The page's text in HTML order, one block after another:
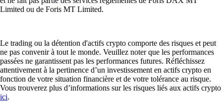
Limited ou de Foris MT Limited.
Le trading ou la détention d'actifs crypto comporte des risques et peut
ne pas convenir à tout le monde. Veuillez noter que les performances
passées ne garantissent pas les performances futures. Réfléchissez
attentivement à la pertinence d’un investissement en actifs crypto en
fonction de votre situation financière et de votre tolérance au risque.
Vous trouverez plus d’informations sur les risques liés aux actifs crypto
ici.